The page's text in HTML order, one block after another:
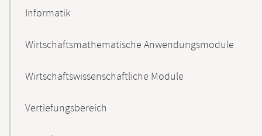
Informatik
Wirtschaftsmathematische Anwendungsmodule
Wirtschaftswissenschaftliche Module
Vertiefungsbereich